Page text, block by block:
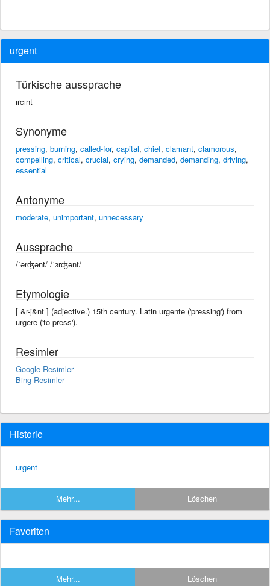
urgent
Türkische aussprache
ırcınt
Synonyme
pressing, burning, called-for, capital, chief, clamant, clamorous,
compelling, critical, crucial, crying, demanded, demanding, driving,
essential
Antonyme
moderate, unimportant, unnecessary
Aussprache
/ˈərʤənt/ /ˈɜrʤənt/
Etymologie
[ &r-j&nt ] (adjective.) 15th century. Latin urgente ('pressing') from
urgere ('to press').
Resimler
Google Resimler
Bing Resimler
Historie
urgent
Mehr... Löschen
Favoriten
Mehr... Löschen